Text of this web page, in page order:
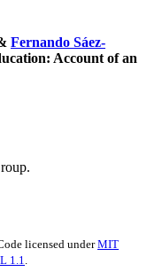
Fernando Sáez-
Account of an
licensed underMIT
1.1